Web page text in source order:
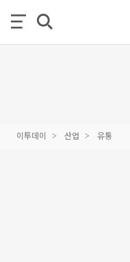
이투데이 산업 유통